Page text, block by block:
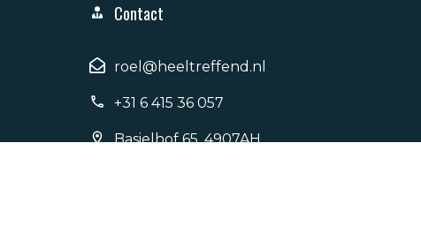
Contact
roel@heeltreffend.nl
+31 6 415 36 057
Basielhof 65, 4907AH,